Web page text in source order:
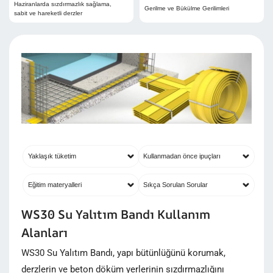
Haziranlarda sızdırmazlık sağlama,
sabit ve hareketli derzler
Gerilme ve Bükülme Gerilimleri
Yaklaşık tüketim Kullanmadan önce ipuçları
Eğitim materyalleri Sıkça Sorulan Sorular
WS30 Su Yalıtım Bandı Kullanım
Alanları
WS30 Su Yalıtım Bandı, yapı bütünlüğünü korumak,
derzlerin ve beton döküm yerlerinin sızdırmazlığını